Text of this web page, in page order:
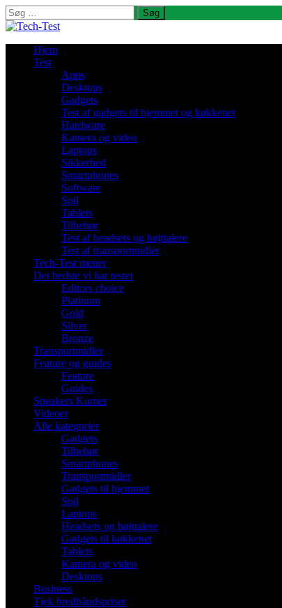
Søg
efter:
Hjem
Test
Apps
Desktops
Gadgets
Test af gadgets til hjemmet og køkkenet
Hardware
Kamera og video
Laptops
Sikkerhed
Smartphones
Software
Spil
Tablets
Tilbehør
Test af headsets og højttalere
Test af transportmidler
Tech-Test mener
Det bedste vi har testet
Editors choice
Platinum
Gold
Silver
Bronze
Transportmidler
Feature og guides
Feature
Guides
Speakers Korner
Videoer
Alle kategorier
Gadgets
Tilbehør
Smartphones
Transportmidler
Gadgets til hjemmet
Spil
Laptops
Headsets og højttalere
Gadgets til køkkenet
Tablets
Kamera og video
Desktops
Business
Tjek bredbåndspriser